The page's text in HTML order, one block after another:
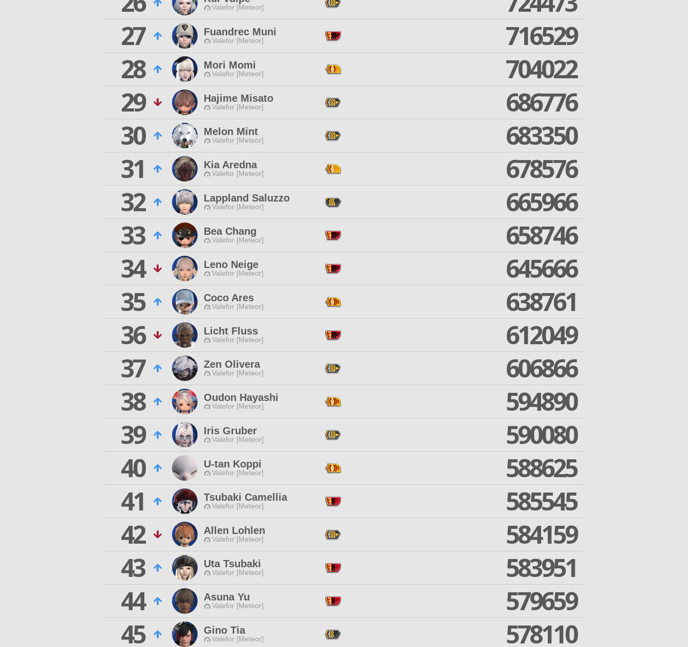
Valefor [Meteor]
27
Fuandrec Muni
Valefor [Meteor]
716529
28
Mori Momi
Valefor [Meteor]
704022
29
Hajime Misato
Valefor [Meteor]
686776
30
Melon Mint
Valefor [Meteor]
683350
31
Kia Aredna
Valefor [Meteor]
678576
32
Lappland Saluzzo
Valefor [Meteor]
665966
33
Bea Chang
Valefor [Meteor]
658746
34
Leno Neige
Valefor [Meteor]
645666
35
Coco Ares
Valefor [Meteor]
638761
36
Licht Fluss
Valefor [Meteor]
612049
37
Zen Olivera
Valefor [Meteor]
606866
38
Oudon Hayashi
Valefor [Meteor]
594890
39
Iris Gruber
Valefor [Meteor]
590080
40
U-tan Koppi
Valefor [Meteor]
588625
41
Tsubaki Camellia
Valefor [Meteor]
585545
42
Allen Lohlen
Valefor [Meteor]
584159
43
Uta Tsubaki
Valefor [Meteor]
583951
44
Asuna Yu
Valefor [Meteor]
579659
45
Gino Tia
Valefor [Meteor] 578110